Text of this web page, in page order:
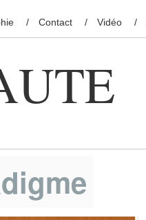
Contact Vidéo